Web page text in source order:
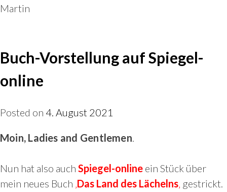
Martin
Buch-Vorstellung auf Spiegel-
online
Posted on 4. August 2021
Moin, Ladies and Gentlemen.
Nun hat also auch Spiegel-online ein Stück über
mein neues Buch ‚Das Land des Lächelns‚ gestrickt.